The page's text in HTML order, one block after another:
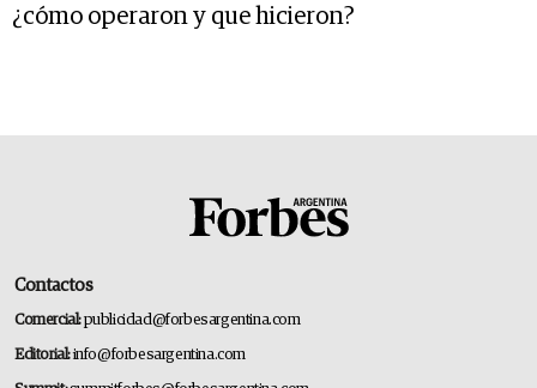
¿cómo operaron y que hicieron?
Contactos
Comercial:publicidad@forbesargentina.com
Editorial:info@forbesargentina.com